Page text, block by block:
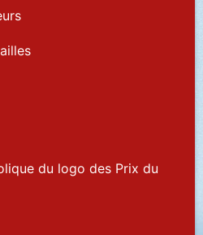
du logo des Prix du